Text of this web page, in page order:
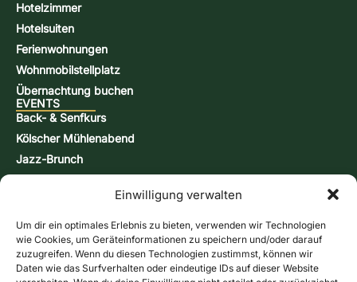
Einwilligung verwalten
Um dir ein optimales Erlebnis zu bieten, verwenden wir Technologien
wie Cookies, um Geräteinformationen zu speichern und/oder darauf
zuzugreifen. Wenn du diesen Technologien zustimmst, können wir
Daten wie das Surfverhalten oder eindeutige IDs auf dieser Website
Hotelzimmer
Hotelsuiten
Ferienwohnungen
Wohnmobilstellplatz
Übernachtung buchen
EVENTS
Back- & Senfkurs
Kölscher Mühlenabend
Jazz-Brunch
Schnappsbrenn-Kurs
Aktionstage
KONTAKT & INFORMATIONEN
Kontaktformular
Öffnungszeiten